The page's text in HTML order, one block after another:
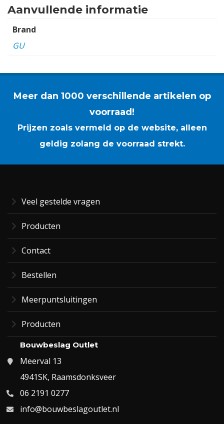
Aanvullende informatie
Brand
GU
Meer dan 1000 verschillende artikelen op
voorraad!
Prijzen zoals vermeld op de website, alleen
geldig zolang de voorraad strekt.
Veel gestelde vragen
Producten
Contact
Bestellen
Meerpuntsluitingen
Producten
Bouwbeslag Outlet
Meerval 13
4941SK, Raamsdonksveer
06 2191 0277
info@bouwbeslagoutlet.nl